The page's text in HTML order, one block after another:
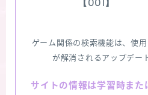
【001】
ゲーム関係の検索機能は、使
が解消されるアップデー
サイトの情報は学習時また